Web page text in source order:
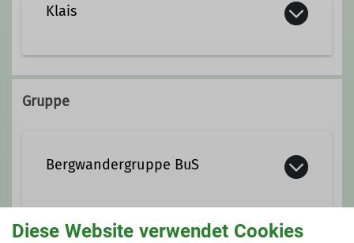
Rechnungsprüfung
Klais
Gruppe
Bergwandergruppe BuS
Diese Website verwendet Cookies